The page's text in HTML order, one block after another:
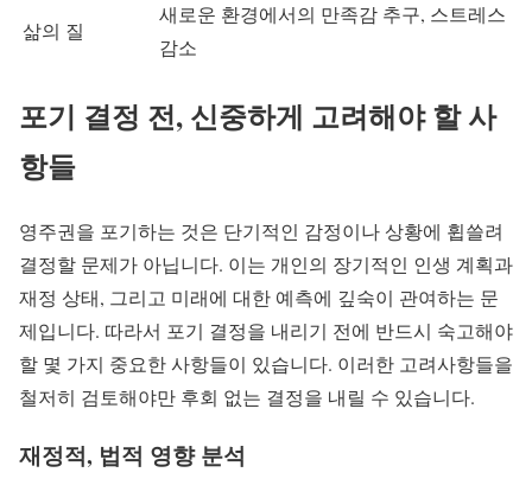
삶의 질
새로운 환경에서의 만족감 추구, 스트레스
감소
포기 결정 전, 신중하게 고려해야 할 사
항들
영주권을 포기하는 것은 단기적인 감정이나 상황에 휩쓸려
결정할 문제가 아닙니다. 이는 개인의 장기적인 인생 계획과
재정 상태, 그리고 미래에 대한 예측에 깊숙이 관여하는 문
제입니다. 따라서 포기 결정을 내리기 전에 반드시 숙고해야
할 몇 가지 중요한 사항들이 있습니다. 이러한 고려사항들을
철저히 검토해야만 후회 없는 결정을 내릴 수 있습니다.
재정적, 법적 영향 분석